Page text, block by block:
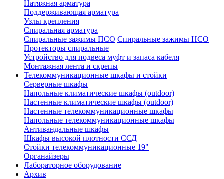
Натяжная арматура
Поддерживающая арматура
Узлы крепления
Спиральная арматура
Спиральные зажимы ПСО Спиральные зажимы НСО
Протекторы спиральные
Устройство для подвеса муфт и запаса кабеля
Монтажная лента и скрепы
Телекоммуникационные шкафы и стойки
Серверные шкафы
Напольные климатические шкафы (outdoor)
Настенные климатические шкафы (outdoor)
Настенные телекоммуникационные шкафы
Напольные телекоммуникационные шкафы
Антивандальные шкафы
Шкафы высокой плотности ССД
Стойки телекоммуникационные 19"
Органайзеры
Лабораторное оборудование
Архив